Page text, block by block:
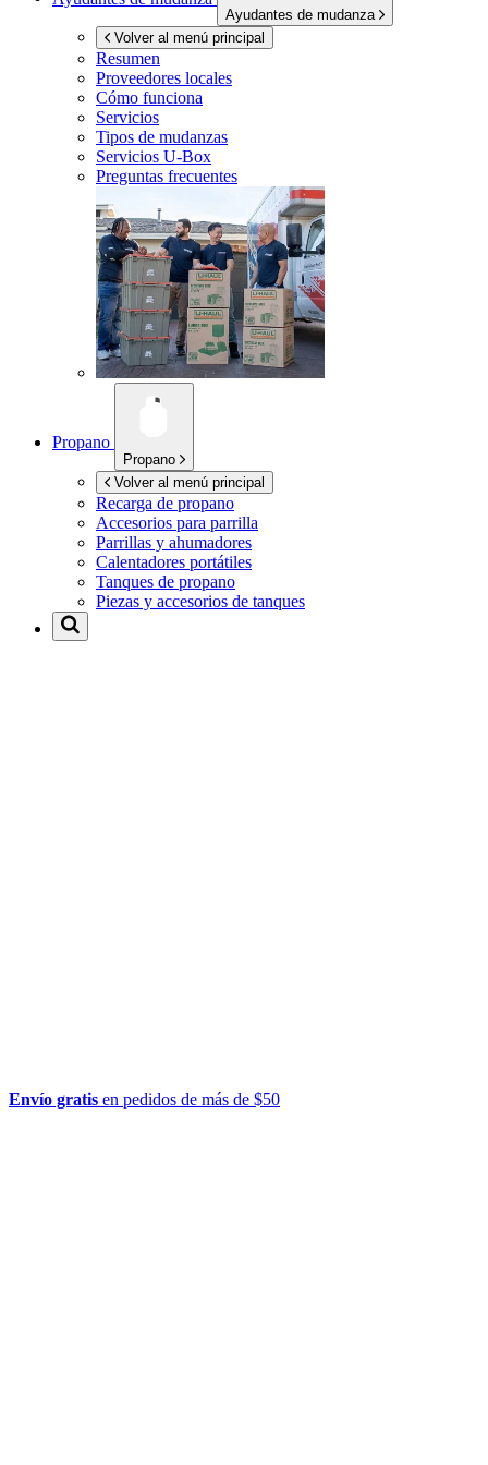
Ayudantes de mudanza
Volver al menú principal
Resumen
Proveedores locales
Cómo funciona
Servicios
Tipos de mudanzas
Servicios U-Box
Preguntas frecuentes
Propano
Propano
Volver al menú principal
Recarga de propano
Accesorios para parrilla
Parrillas y ahumadores
Calentadores portátiles
Tanques de propano
Piezas y accesorios de tanques
Envío gratis en pedidos de más de $50